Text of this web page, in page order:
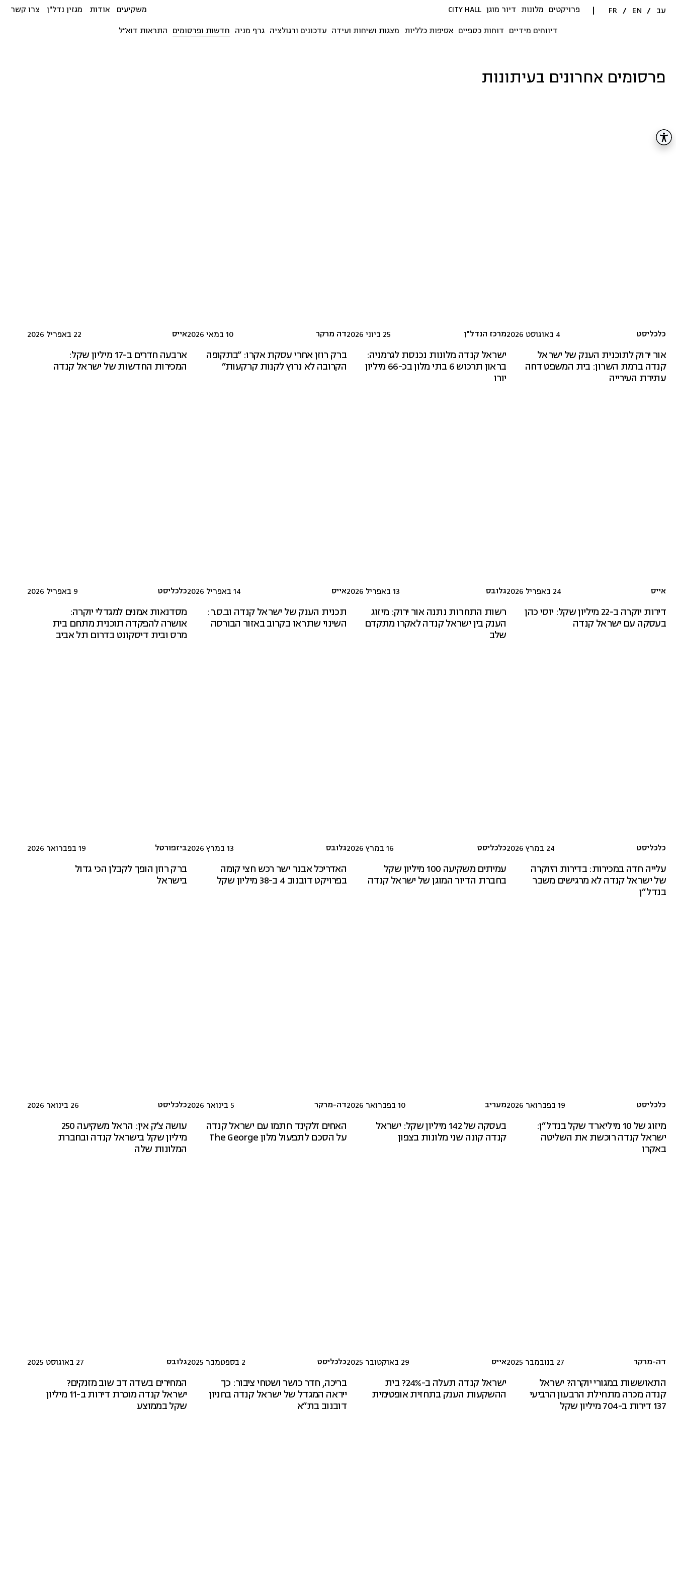
עב /
EN
/
FR פרויקטים מלונות דיור מוגן CITY HALL משקיעים אודות מגזין נדל"ן צרו קשר
דיווחים מידיים דוחות כספיים אסיפות כלליות מצגות ושיחות ועידה עדכונים ורגולציה גרף מניה חדשות ופרסומים התראות דוא״ל
פרסומים אחרונים בעיתונות
כלכליסט 4 באוגוסט 2026
אור ירוק לתוכנית הענק של ישראל
קנדה ברמת השרון: בית המשפט דחה
עתירת העירייה
מרכז הנדל"ן 25 ביוני 2026
ישראל קנדה מלונות נכנסת לגרמניה:
בראון תרכוש 6 בתי מלון בכ-66 מיליון
יורו
דה מרקר 10 במאי 2026
ברק רוזן אחרי עסקת אקרו: "בתקופה
הקרובה לא נרוץ לקנות קרקעות"
אייס 22 באפריל 2026
ארבעה חדרים ב-17 מיליון שקל:
המכירות החדשות של ישראל קנדה
אייס 24 באפריל 2026
דירות יוקרה ב-22 מיליון שקל: יוסי כהן
בעסקה עם ישראל קנדה
גלובס 13 באפריל 2026
רשות התחרות נתנה אור ירוק: מיזוג
הענק בין ישראל קנדה לאקרו מתקדם
שלב
אייס 14 באפריל 2026
תכנית הענק של ישראל קנדה וב.ס.ר:
השינוי שתראו בקרוב באזור הבורסה
כלכליסט 9 באפריל 2026
מסדנאות אמנים למגדלי יוקרה:
אושרה להפקדה תוכנית מתחם בית
מרס ובית דיסקונט בדרום תל אביב
כלכליסט 24 במרץ 2026
עלייה חדה במכירות: בדירות היוקרה
של ישראל קנדה לא מרגישים משבר
בנדל"ן
כלכליסט 16 במרץ 2026
עמיתים משקיעה 100 מיליון שקל
בחברת הדיור המוגן של ישראל קנדה
גלובס 13 במרץ 2026
האדריכל אבנר ישר רכש חצי קומה
בפרויקט דובנוב 4 ב-38 מיליון שקל
ביזפורטל 19 בפברואר 2026
ברק רוזן הופך לקבלן הכי גדול
בישראל
כלכליסט 19 בפברואר 2026
מיזוג של 10 מיליארד שקל בנדל"ן:
ישראל קנדה רוכשת את השליטה
באקרו
מעריב 10 בפברואר 2026
בעסקה של 142 מיליון שקל: ישראל
קנדה קונה שני מלונות בצפון
דה-מרקר 5 בינואר 2026
האחים זלקינד חתמו עם ישראל קנדה
על הסכם לתפעול מלון The George
כלכליסט 26 בינואר 2026
עושה צ'ק אין: הראל משקיעה 250
מיליון שקל בישראל קנדה ובחברת
המלונות שלה
דה-מרקר 27 בנובמבר 2025
התאוששות במגורי יוקרה? ישראל
קנדה מכרה מתחילת הרבעון הרביעי
137 דירות ב-704 מיליון שקל
אייס 29 באוקטובר 2025
ישראל קנדה תעלה ב-24%? בית
ההשקעות הענק בתחזית אופטימית
כלכליסט 2 בספטמבר 2025
בריכה, חדר כושר ושטחי ציבור: כך
ייראה המגדל של ישראל קנדה בחניון
דובנוב בת"א
גלובס 27 באוגוסט 2025
המחירים בשדה דב שוב מזנקים?
ישראל קנדה מוכרת דירות ב-11 מיליון
שקל בממוצע